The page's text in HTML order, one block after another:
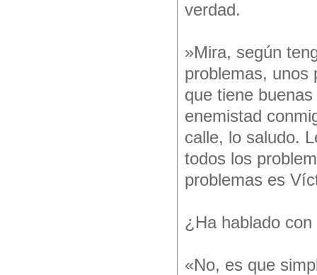
verdad.
»Mira, según
problemas, unos
que tiene
enemistad
calle, lo saludo.
todos los
problemas es
¿Ha hablado
«No, es que